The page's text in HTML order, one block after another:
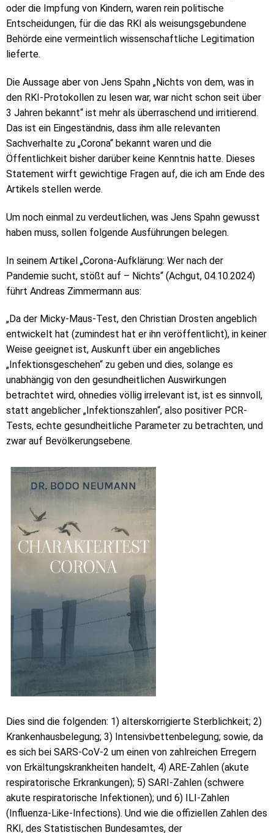
oder die Impfung von Kindern, waren rein politische
Entscheidungen, für die das RKI als weisungsgebundene
Behörde eine vermeintlich wissenschaftliche Legitimation
lieferte.
Die Aussage aber von Jens Spahn „Nichts von dem, was in
den RKI-Protokollen zu lesen war, war nicht schon seit über
3 Jahren bekannt“ ist mehr als überraschend und irritierend.
Das ist ein Eingeständnis, dass ihm alle relevanten
Sachverhalte zu „Corona“ bekannt waren und die
Öffentlichkeit bisher darüber keine Kenntnis hatte. Dieses
Statement wirft gewichtige Fragen auf, die ich am Ende des
Artikels stellen werde.
Um noch einmal zu verdeutlichen, was Jens Spahn gewusst
haben muss, sollen folgende Ausführungen belegen.
In seinem Artikel „Corona-Aufklärung: Wer nach der
Pandemie sucht, stößt auf – Nichts“ (Achgut, 04.10.2024)
führt Andreas Zimmermann aus:
„Da der Micky-Maus-Test, den Christian Drosten angeblich
entwickelt hat (zumindest hat er ihn veröffentlicht), in keiner
Weise geeignet ist, Auskunft über ein angebliches
„Infektionsgeschehen“ zu geben und dies, solange es
unabhängig von den gesundheitlichen Auswirkungen
betrachtet wird, ohnedies völlig irrelevant ist, ist es sinnvoll,
statt angeblicher „Infektionszahlen“, also positiver PCR-
Tests, echte gesundheitliche Parameter zu betrachten, und
zwar auf Bevölkerungsebene.
Dies sind die folgenden: 1) alterskorrigierte Sterblichkeit; 2)
Krankenhausbelegung; 3) Intensivbettenbelegung; sowie, da
es sich bei SARS-CoV-2 um einen von zahlreichen Erregern
von Erkältungskrankheiten handelt, 4) ARE-Zahlen (akute
respiratorische Erkrankungen); 5) SARI-Zahlen (schwere
akute respiratorische Infektionen); und 6) ILI-Zahlen
(Influenza-Like-Infections). Und wie die offiziellen Zahlen des
RKI, des Statistischen Bundesamtes, der